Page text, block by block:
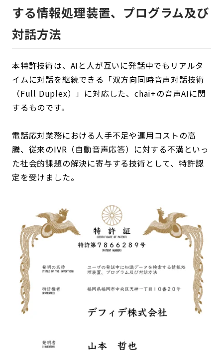
する情報処理装置、プログラム及び
対話方法
本特許技術は、AIと人が互いに発話中でもリアルタ
イムに対話を継続できる「双方向同時音声対話技術
（Full Duplex）」に対応した、chai+の音声AIに関
するものです。
電話応対業務における人手不足や運用コストの高
騰、従来のIVR（自動音声応答）に対する不満といっ
た社会的課題の解決に寄与する技術として、特許認
定を受けました。